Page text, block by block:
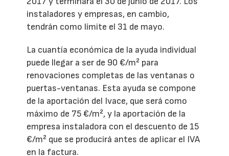
instaladores y empresas, en cambio,
tendrán como límite el 31 de mayo.
La cuantía económica de la ayuda individual
puede llegar a ser de 90 €/m² para
renovaciones completas de las ventanas o
puertas-ventanas. Esta ayuda se compone
de la aportación del Ivace, que será como
máximo de 75 €/m², y la aportación de la
empresa instaladora con el descuento de 15
€/m² que se producirá antes de aplicar el IVA
en la factura.